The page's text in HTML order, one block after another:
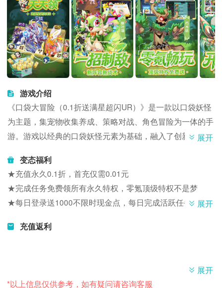
游戏介绍
《口袋大冒险（0.1折送满星超闪UR）》是一款以口袋妖怪
为主题，集宠物收集养成、策略对战、角色冒险为一体的手
游。游戏以经典的口袋妖怪元素为基础，融入了创新的玩法
展开
变态福利
★充值永久0.1折，首充仅需0.01元
★完成任务免费领所有永久特权，零氪顶级特权不是梦
★每日登录送1000不限时现金点，每日完成活跃任务再送
★打金升级，GM刷充额度可无限兑换不限时现金点
*648、GM刷充特权*1、无限资源卡*3、钻石*88888、金币
展开
充值返利
展开
*以上信息仅供参考，如有疑问请咨询客服